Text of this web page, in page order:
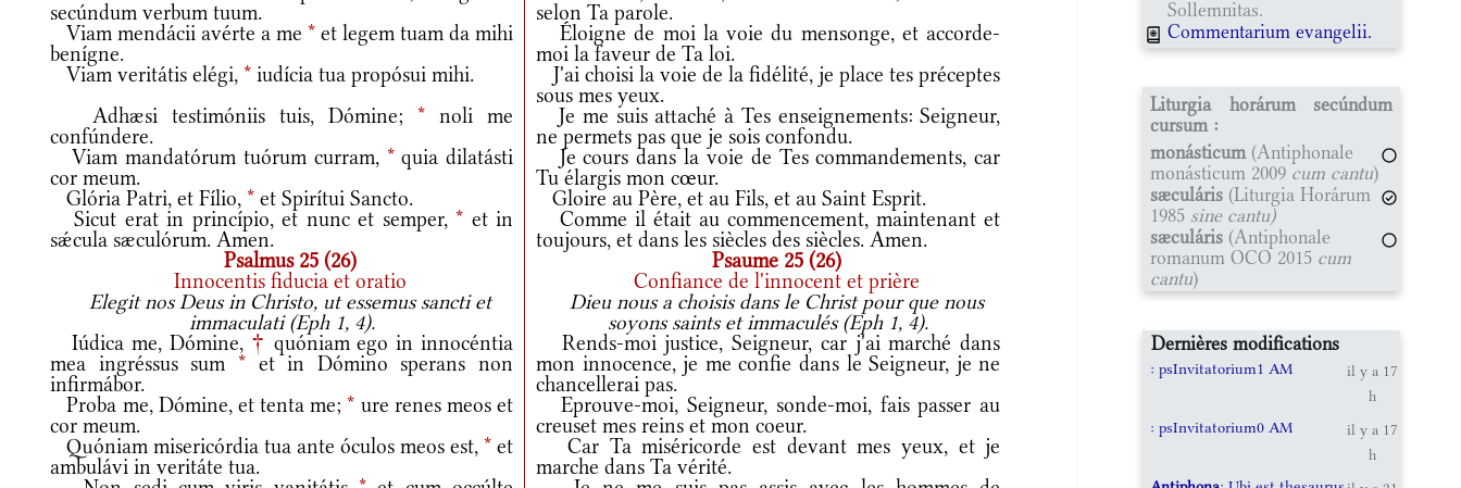
secúndum verbum tuum.
selon Ta parole.
Viam mendácii avérte a me * et legem tuam da mihi
benígne.
Éloigne de moi la voie du mensonge, et accorde-
moi la faveur de Ta loi.
Viam veritátis elégi, * iudícia tua propósui mihi.
J'ai choisi la voie de la fidélité, je place tes préceptes
sous mes yeux.
Adhæsi testimóniis tuis, Dómine; * noli me
confúndere.
Je me suis attaché à Tes enseignements: Seigneur,
ne permets pas que je sois confondu.
Viam mandatórum tuórum curram, *quia dilatásti
cor meum.
Je cours dans la voie de Tes commandements, car
Tu élargis mon cœur.
Glória Patri, et Fílio, * et Spirítui Sancto.
Gloire au Père, et au Fils, et au Saint Esprit.
Sicut erat in princípio, et nunc et semper, * et in
sǽcula sæculórum. Amen.
Comme il était au commencement, maintenant et
toujours, et dans les siècles des siècles. Amen.
Psalmus 25 (26)
Psaume 25 (26)
Innocentis fiducia et oratio
Confiance de l'innocent et prière
Elegit nos Deus in Christo, ut essemus sancti et
immaculati (Eph 1, 4).
Dieu nous a choisis dans le Christ pour que nous
soyons saints et immaculés (Eph 1, 4).
Iúdica me, Dómine, † quóniam ego in innocéntia
mea ingréssus sum *et in Dómino sperans non
infirmábor.
Rends-moi justice, Seigneur, car j'ai marché dans
mon innocence, je me confie dans le Seigneur, je ne
chancellerai pas.
Proba me, Dómine, et tenta me; * ure renes meos et
cor meum.
Eprouve-moi, Seigneur, sonde-moi, fais passer au
creuset mes reins et mon coeur.
Quóniam misericórdia tua ante óculos meos est, * et
ambulávi in veritáte tua.
Car Ta miséricorde est devant mes yeux, et je
marche dans Ta vérité.
Sollemnitas.
Commentarium evangelii.
Liturgia horárum secúndum
cursum :
monásticum (Antiphonale
monásticum 2009 cum cantu)
sæculáris (Liturgia Horárum
1985 sine cantu)
sæculáris (Antiphonale
romanum OCO 2015 cum
cantu)
Dernières modifications
: psInvitatorium1 AM
il y a 17
h
: psInvitatorium0 AM
il y a 17
h